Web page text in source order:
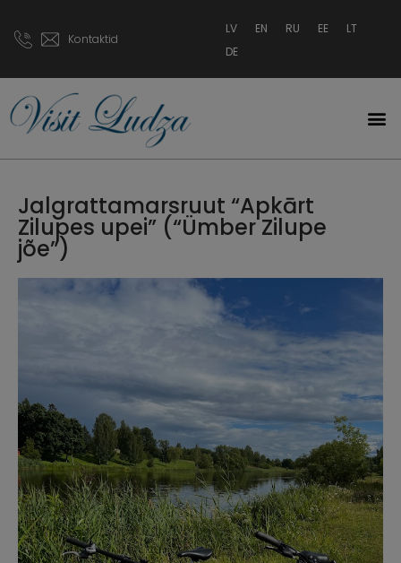
Kontaktid
LV EN RU EE
LT
DE
Jalgrattamarsruut “Apkārt
Zilupes upei” (“Ümber Zilupe
jõe”)